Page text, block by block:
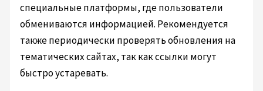
специальные платформы, где пользователи
обмениваются информацией. Рекомендуется
также периодически проверять обновления на
тематических сайтах, так как ссылки могут
быстро устаревать.